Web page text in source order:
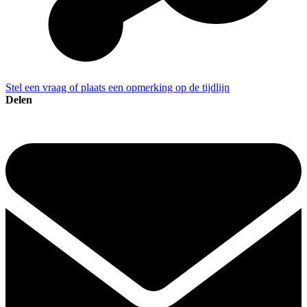
Stel een vraag of plaats een opmerking op de tijdlijn
Delen